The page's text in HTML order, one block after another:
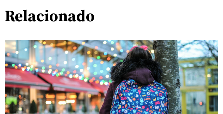
Relacionado